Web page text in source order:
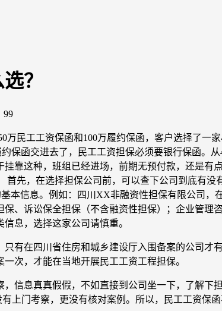
？
99
万民工工资保函和100万履约保函，客户选择了
保函交进去了，民工工资担保必须要银行保函。
挂靠这种，班组已经进场，前期无预付款，还是
首先，在选择担保公司前，可以查下公司到底有
基本信息。例如：四川XX非融资性担保有限公司
、诉讼保全担保（不含融资性担保）；企业管
息，选择这家公司请慎重。
有在四川省住房和城乡建设厅入围备案的公司
次，才能在当地开展民工工资工程担保。
信息真真假假，不如直接到公司坐一下，了解
上门考察，更没有核对案例。所以，民工工资保函